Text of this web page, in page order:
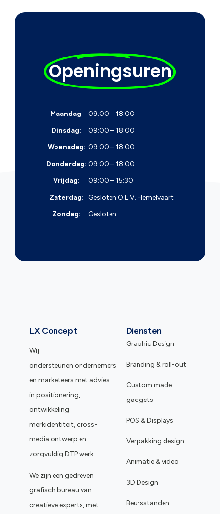
Openingsuren
Maandag:
09:00 – 18:00
Dinsdag:
09:00 – 18:00
Woensdag: 09:00 – 18:00
Donderdag: 09:00 – 18:00
Vrijdag:
09:00 – 15:30
Zaterdag:
Gesloten O.L.V. Hemelvaart
Zondag:
Gesloten
LX Concept
Wij
ondersteunen ondernemers
en marketeers met advies
in positionering,
ontwikkeling
merkidentiteit, cross-
media ontwerp en
zorgvuldig DTP werk.
We zijn een gedreven
grafisch bureau van
creatieve experts, met
Diensten
Graphic Design
Branding & roll-out
Custom made
gadgets
POS & Displays
Verpakking design
Animatie & video
3D Design
Beursstanden